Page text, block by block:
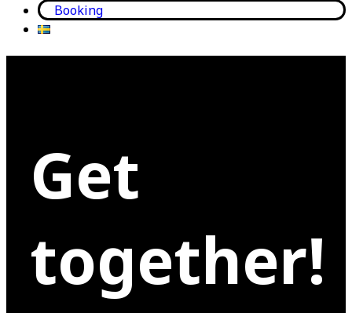
Booking
Get
together!